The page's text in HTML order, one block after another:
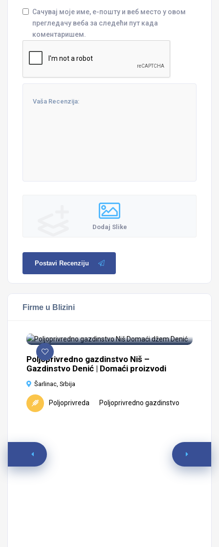
Сачувај моје име, е-пошту и веб место у овом
прегледачу веба за следећи пут када
коментаришем.
Dodaj Slike
Postavi Recenziju
Firme u Blizini
Poljoprivredno gazdinstvo Niš –
Gazdinstvo Denić | Domaći proizvodi
Šarlinac, Srbija
Poljoprivreda Poljoprivredno gazdinstvo